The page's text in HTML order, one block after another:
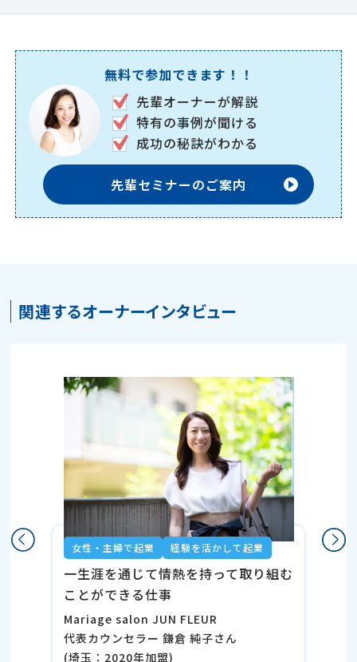
無料で参加できます！！
先輩オーナーが解説
特有の事例が聞ける
成功の秘訣がわかる
先輩セミナーのご案内
関連するオーナーインタビュー
女性・主婦で起業 経験を活かして起業
一生涯を通じて情熱を持って取り組む
ことができる仕事
Mariage salon JUN FLEUR
代表カウンセラー 鎌倉 純子さん
(埼玉：2020年加盟)